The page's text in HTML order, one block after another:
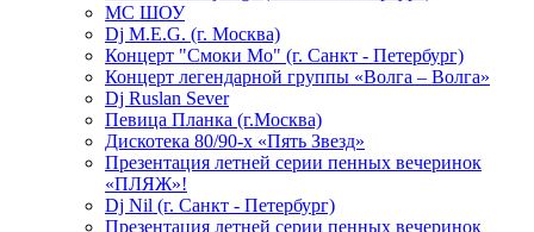
МС ШОУ
Dj M.E.G. (г. Москва)
Концерт "Смоки Мо" (г. Санкт - Петербург)
Концерт легендарной группы «Волга – Волга»
Dj Ruslan Sever
Певица Планка (г.Москва)
Дискотека 80/90-х «Пять Звезд»
Презентация летней серии пенных вечеринок
«ПЛЯЖ»!
Dj Nil (г. Санкт - Петербург)
Презентация летней серии пенных вечеринок